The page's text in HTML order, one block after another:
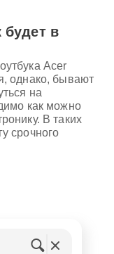
будет в
Acer
однако, бывают
на
как можно
В таких
срочного